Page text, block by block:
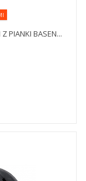
PIANKI BASEN...